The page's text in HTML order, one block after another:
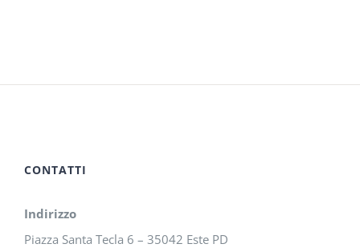
CONTATTI
Indirizzo
Piazza Santa Tecla 6 – 35042 Este PD